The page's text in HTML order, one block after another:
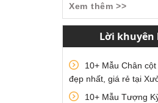
Xem thêm >>
Lời khuyên
10+ Mẫu Chân
đẹp nhất, giá rẻ tại
10+ Mẫu Tượng